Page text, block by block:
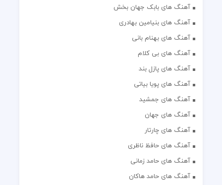
آهنگ های بابک جهان بخش
آهنگ های بنیامین بهادری
آهنگ های بهنام بانی
آهنگ های بی کلام
آهنگ های پازل بند
آهنگ های پویا بیاتی
آهنگ های جمشید
آهنگ های جهان
آهنگ های چارتار
آهنگ های حافظ ناظری
آهنگ های حامد زمانی
آهنگ های حامد هاکان